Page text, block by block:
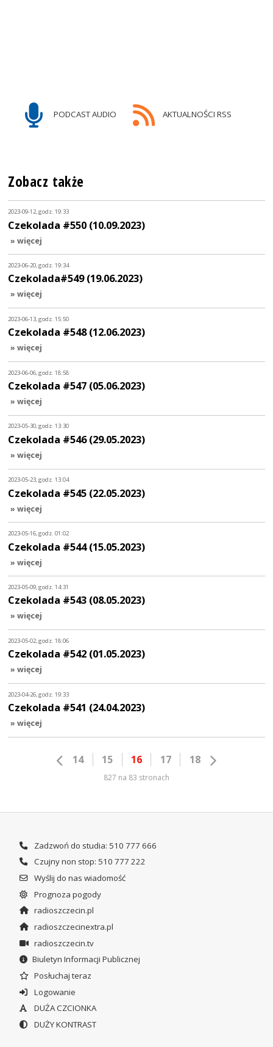
PODCAST AUDIO AKTUALNOŚCI RSS
Zobacz także
2023-09-12, godz. 19:33
Czekolada #550 (10.09.2023)
» więcej
2023-06-20, godz. 19:34
Czekolada#549 (19.06.2023)
» więcej
2023-06-13, godz. 15:50
Czekolada #548 (12.06.2023)
» więcej
2023-06-06, godz. 18:58
Czekolada #547 (05.06.2023)
» więcej
2023-05-30, godz. 13:30
Czekolada #546 (29.05.2023)
» więcej
2023-05-23, godz. 13:04
Czekolada #545 (22.05.2023)
» więcej
2023-05-16, godz. 01:02
Czekolada #544 (15.05.2023)
» więcej
2023-05-09, godz. 14:31
Czekolada #543 (08.05.2023)
» więcej
2023-05-02, godz. 18:06
Czekolada #542 (01.05.2023)
» więcej
2023-04-26, godz. 19:33
Czekolada #541 (24.04.2023)
» więcej
14 15 16 17 18
827 na 83 stronach
Zadzwoń do studia: 510 777 666
Czujny non stop: 510 777 222
Wyślij do nas wiadomość
Prognoza pogody
radioszczecin.pl
radioszczecinextra.pl
radioszczecin.tv
Biuletyn Informacji Publicznej
Posłuchaj teraz
Logowanie
DUŻA CZCIONKA
DUŻY KONTRAST